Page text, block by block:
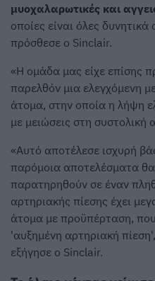
μυοχαλαρωτικές και
οποίες είναι όλες
πρόσθεσε ο Sinclair.
«Η ομάδα μας είχε επίσης
παρελθόν μια ελεγχόμενη
άτομα, στην οποία η λήψη
με μειώσεις στη συστολική
«Αυτό αποτέλεσε ισχυρή
παρόμοια αποτελέσματα
παρατηρηθούν σε έναν
αρτηριακής πίεσης έχει
άτομα με προϋπέρταση,
'αυξημένη αρτηριακή
εξήγησε ο Sinclair.